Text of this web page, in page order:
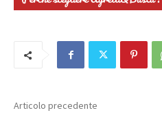
Articolo precedente